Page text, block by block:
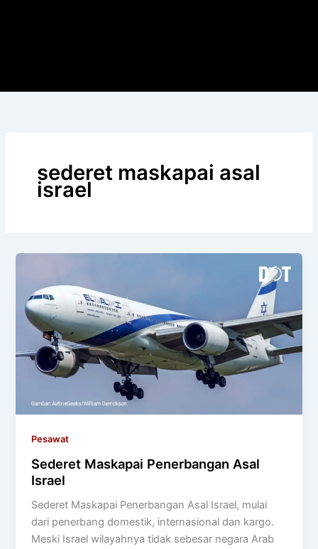
sederet maskapai asal
israel
Pesawat
Sederet Maskapai Penerbangan Asal
Israel
Sederet Maskapai Penerbangan Asal Israel, mulai
dari penerbang domestik, internasional dan kargo.
Meski Israel wilayahnya tidak sebesar negara Arab